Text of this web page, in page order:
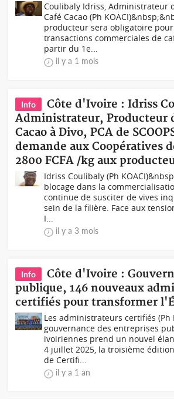
Coulibaly Idriss, Administrateur
Café Cacao (Ph
producteur sera obligatoire
transactions commerciales de
partir du 1e...
il y a 1 mois
Info
Côte d'Ivoire : Idriss
Administrateur, Producteur
Cacao à Divo, PCA de
demande aux Coopératives
2800 FCFA /kg aux
Idriss Coulibaly (Ph
blocage dans la
continue de susciter de vives
sein de la filière. Face aux
I...
il y a 3 mois
Info
Côte d'Ivoire :
publique, 146 nouveaux
certifiés pour transformer
Les administrateurs certifiés (Ph
gouvernance des entreprises
ivoiriennes prend un nouvel
4 juillet 2025, la troisième
de Certifi...
il y a 1 an